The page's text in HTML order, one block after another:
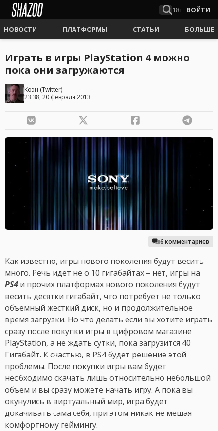
18+ ВОЙТИ
НОВОСТИ ПЛАТФОРМЫ СТАТЬИ БОЛЬШЕ
Играть в игры PlayStation 4 можно
пока они загружаются
Коэн (Twitter)
23:38, 20 февраля 2013
6 комментариев
Как известно, игры нового поколения будут весить
много. Речь идет не о 10 гигабайтах – нет, игры на
PS4 и прочих платформах нового поколения будут
весить десятки гигабайт, что потребует не только
объемный жесткий диск, но и продолжительное
время загрузки. Но что делать если вы хотите играть
сразу после покупки игры в цифровом магазине
PlayStation, а не ждать сутки, пока загрузится 40
Гигабайт. К счастью, в PS4 будет решение этой
проблемы. После покупки игры вам будет
необходимо скачать лишь относительно небольшой
объем и вы сразу можете начать игру. А пока вы
окунулись в виртуальный мир, игра будет
докачивать сама себя, при этом никак не мешая
комфортному геймингу.